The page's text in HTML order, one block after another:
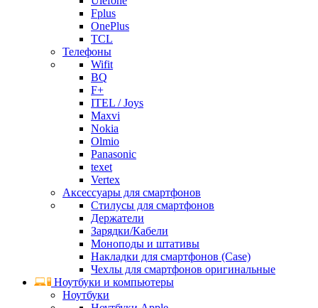
Fplus
OnePlus
TCL
Телефоны
Wifit
BQ
F+
ITEL / Joys
Maxvi
Nokia
Olmio
Panasonic
texet
Vertex
Аксессуары для смартфонов
Стилусы для смартфонов
Держатели
Зарядки/Кабели
Моноподы и штативы
Накладки для смартфонов (Case)
Чехлы для смартфонов оригинальные
Ноутбуки и компьютеры
Ноутбуки